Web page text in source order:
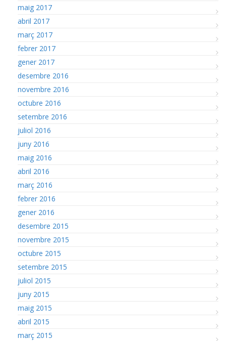
maig 2017
abril 2017
març 2017
febrer 2017
gener 2017
desembre 2016
novembre 2016
octubre 2016
setembre 2016
juliol 2016
juny 2016
maig 2016
abril 2016
març 2016
febrer 2016
gener 2016
desembre 2015
novembre 2015
octubre 2015
setembre 2015
juliol 2015
juny 2015
maig 2015
abril 2015
març 2015